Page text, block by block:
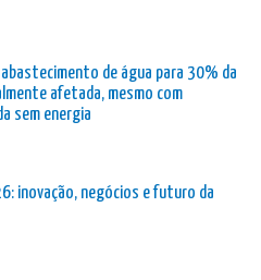
de água para 30% da
afetada, mesmo com
sem energia
inovação, negócios e futuro da